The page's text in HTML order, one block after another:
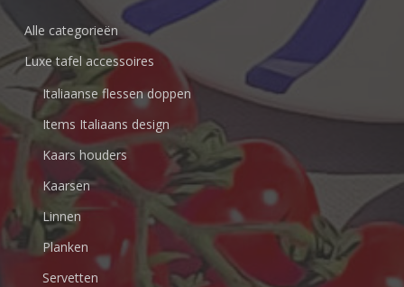
Alle categorieën
Luxe tafel accessoires
Italiaanse flessen doppen
Items Italiaans design
Kaars houders
Kaarsen
Linnen
Planken
Servetten